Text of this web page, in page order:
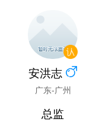
安洪志
广东-广州
总监